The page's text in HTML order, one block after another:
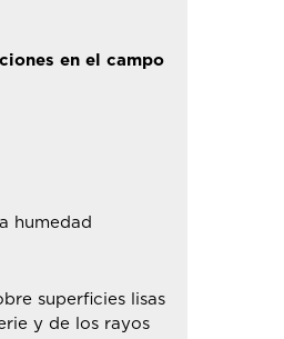
en el campo
humedad
superficies lisas
y de los rayos